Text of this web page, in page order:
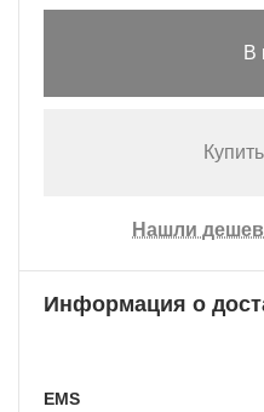
В
Нашли
Информация о
EMS